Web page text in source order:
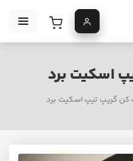
اسکیت برد
کن گریپ تیپ اسکیت برد